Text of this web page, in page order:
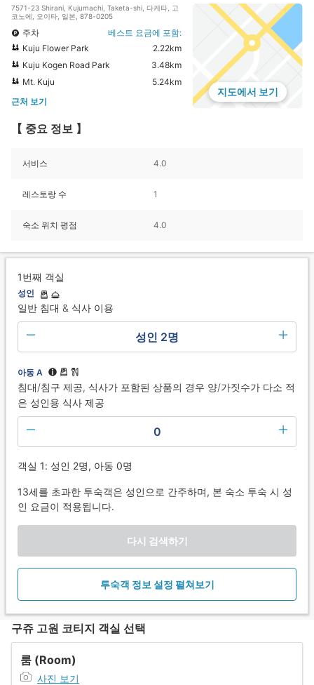
7571-23 Shirani, Kujumachi, Taketa-shi, 다케타, 고
코노에, 오이타, 일본, 878-0205
주차
베스트 요금에 포함:
Kuju Flower Park
2.22km
Kuju Kogen Road Park
3.48km
Mt. Kuju
5.24km
근처 보기
지도에서 보기
【 중요 정보 】
서비스 4.0
레스토랑 수 1
숙소 위치 평점 4.0
1번째 객실
성인
일반 침대 & 식사 이용
성인 2명
아동 A
침대/침구 제공, 식사가 포함된 상품의 경우 양/가짓수가 다소 적
은 성인용 식사 제공
0
객실 1: 성인 2명, 아동 0명
13세를 초과한 투숙객은 성인으로 간주하며, 본 숙소 투숙 시 성
인 요금이 적용됩니다.
다시 검색하기
투숙객 정보 설정 펼쳐보기
구쥬 고원 코티지 객실 선택
룸 (Room)
사진 보기